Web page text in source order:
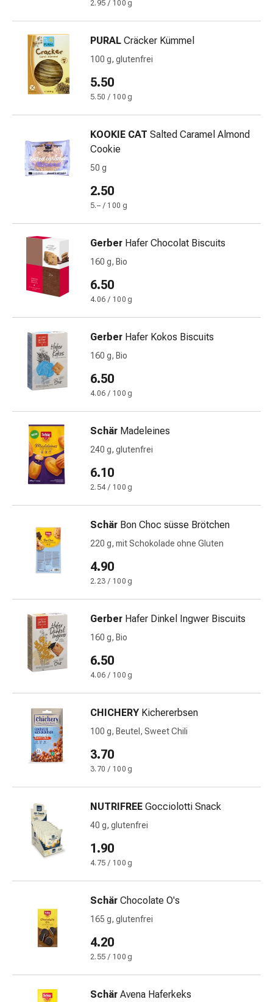
Verbandwechsel-
Sets
Wundauflagen
Wundsprays
Wundverschlussstreifen
Ziehsalbe
Tupfer
Ohren
Ohrenbeschwerden
Ohrenpflege
Augentropfen
Augenentzündungen
Augenhygiene
Herz
&
Kreislauf
Kompressions-
Strümpfe
Kreislaufbeschwerden
Herznerven-
Störung
Konzentrationsstörung
Allergien
Heuschnupfen
Antiallergika
Haut
Nase
Durchfall
Hämorrhoiden
Übelkeit
Erbrechen
Verdauung,
Blähungen
Krämpfe
Verstopfung
Medizinische
Ekzeme
Juckreiz
Hühneraugen
Nagel-
Narbenbehandlung
Trockene
Haut
Krankhaftes
2.95 / 100 g
PURAL Cräcker Kümmel
100 g, glutenfrei
5.50
5.50 / 100 g
KOOKIE CAT Salted Caramel Almond
Cookie
50 g
2.50
5.– / 100 g
Gerber Hafer Chocolat Biscuits
160 g, Bio
6.50
4.06 / 100 g
Gerber Hafer Kokos Biscuits
160 g, Bio
6.50
4.06 / 100 g
Schär Madeleines
240 g, glutenfrei
6.10
2.54 / 100 g
Schär Bon Choc süsse Brötchen
220 g, mit Schokolade ohne Gluten
4.90
2.23 / 100 g
Gerber Hafer Dinkel Ingwer Biscuits
160 g, Bio
6.50
4.06 / 100 g
CHICHERY Kichererbsen
100 g, Beutel, Sweet Chili
3.70
3.70 / 100 g
NUTRIFREE Gocciolotti Snack
40 g, glutenfrei
1.90
4.75 / 100 g
Schär Chocolate O's
165 g, glutenfrei
4.20
2.55 / 100 g
Schär Avena Haferkeks